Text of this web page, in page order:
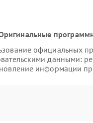
официальных
данными:
информации